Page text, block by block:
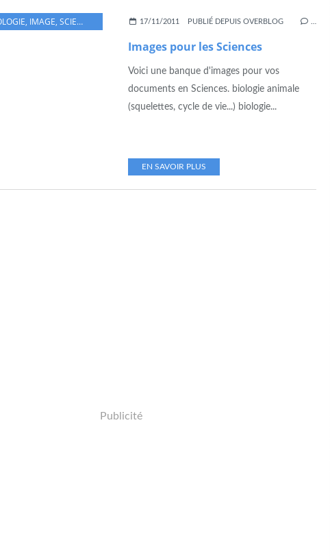
, IMAGE, SCIENCES SQUELETTE,VÉGÉTAUX
17/11/2011 PUBLIÉ DEPUIS OVERBLOG
Images pour les Sciences
Voici une banque d'images pour vos
documents en Sciences. biologie animale
(squelettes, cycle de vie...) biologie...
EN SAVOIR PLUS
Publicité